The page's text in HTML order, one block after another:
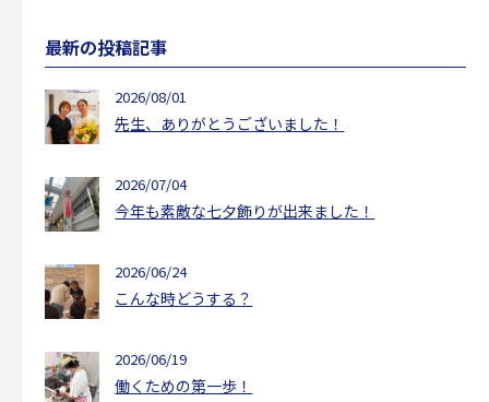
最新の投稿記事
2026/08/01
先生、ありがとうございました！
2026/07/04
今年も素敵な七夕飾りが出来ました！
2026/06/24
こんな時どうする？
2026/06/19
働くための第一歩！